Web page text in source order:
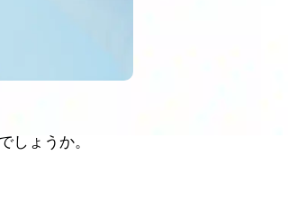
ょうか。